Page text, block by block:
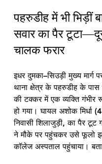
पहरुडीह में भी भिड़ीं
सवार का पैर
चालक फरार
इधर दुमका–सिउड़ी मुख्य मार्ग
थाना क्षेत्र के पहरुडीह के पास
की टक्कर में एक व्यक्ति गंभीर
हो गया। घायल अशोक मिर्धा
निवासी शिलाजुड़ी, का पैर टूट
ने मौके पर पहुंचकर उसे फूलो
कॉलेज अस्पताल पहुंचाया।